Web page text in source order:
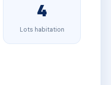
4
Lots habitation